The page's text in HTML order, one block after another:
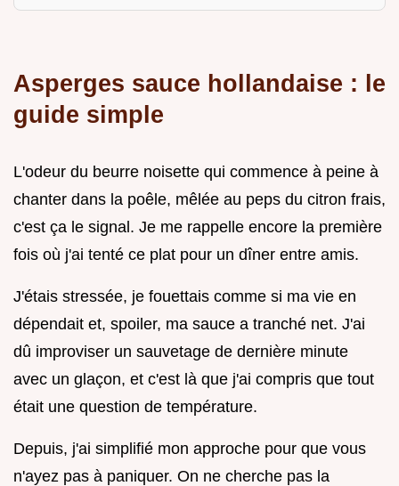
Asperges sauce hollandaise : le
guide simple
L'odeur du beurre noisette qui commence à peine à
chanter dans la poêle, mêlée au peps du citron frais,
c'est ça le signal. Je me rappelle encore la première
fois où j'ai tenté ce plat pour un dîner entre amis.
J'étais stressée, je fouettais comme si ma vie en
dépendait et, spoiler, ma sauce a tranché net. J'ai
dû improviser un sauvetage de dernière minute
avec un glaçon, et c'est là que j'ai compris que tout
était une question de température.
Depuis, j'ai simplifié mon approche pour que vous
n'ayez pas à paniquer. On ne cherche pas la